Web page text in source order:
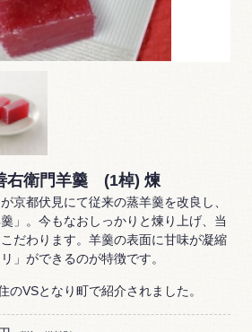
右衛門羊羹 (1棹) 煉
京都伏見にて従来の蒸羊羹を改良し、
」。今もなおしっかりと煉り上げ、当
だわります。羊羹の表面に甘味が凝縮
」ができるのが特徴です。
のVSとなり町で紹介されました。